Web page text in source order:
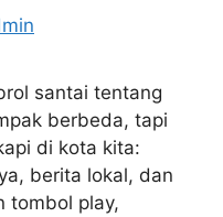
santai tentang
berbeda, tapi
di kota kita:
berita lokal, dan
tombol play,